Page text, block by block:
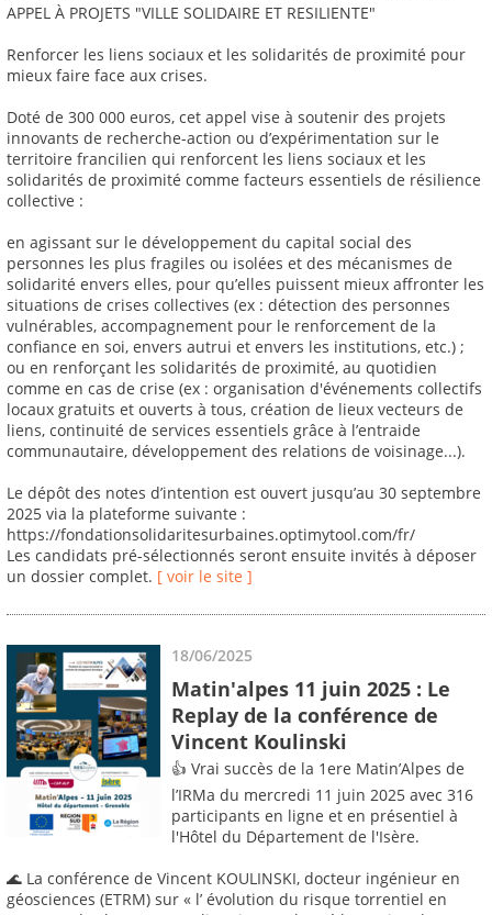
APPEL À PROJETS "VILLE SOLIDAIRE ET RESILIENTE"
Renforcer les liens sociaux et les solidarités de proximité pour
mieux faire face aux crises.
Doté de 300 000 euros, cet appel vise à soutenir des projets
innovants de recherche-action ou d’expérimentation sur le
territoire francilien qui renforcent les liens sociaux et les
solidarités de proximité comme facteurs essentiels de résilience
collective :
en agissant sur le développement du capital social des
personnes les plus fragiles ou isolées et des mécanismes de
solidarité envers elles, pour qu’elles puissent mieux affronter les
situations de crises collectives (ex : détection des personnes
vulnérables, accompagnement pour le renforcement de la
confiance en soi, envers autrui et envers les institutions, etc.) ;
ou en renforçant les solidarités de proximité, au quotidien
comme en cas de crise (ex : organisation d'événements collectifs
locaux gratuits et ouverts à tous, création de lieux vecteurs de
liens, continuité de services essentiels grâce à l’entraide
communautaire, développement des relations de voisinage...).
Le dépôt des notes d’intention est ouvert jusqu’au 30 septembre
2025 via la plateforme suivante :
https://fondationsolidaritesurbaines.optimytool.com/fr/
Les candidats pré-sélectionnés seront ensuite invités à déposer
un dossier complet. [ voir le site ]
18/06/2025
Matin'alpes 11 juin 2025 : Le
Replay de la conférence de
Vincent Koulinski
👍 Vrai succès de la 1ere Matin’Alpes de
l’IRMa du mercredi 11 juin 2025 avec 316
participants en ligne et en présentiel à
l'Hôtel du Département de l'Isère.
🌊 La conférence de Vincent KOULINSKI, docteur ingénieur en
géosciences (ETRM) sur « l’ évolution du risque torrentiel en